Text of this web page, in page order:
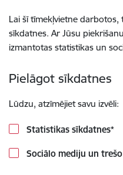
Lai šī tīmekļvietne
sīkdatnes. Ar Jūsu
izmantotas statistikas un
Pielāgot sīkdatnes
Lūdzu, atzīmējiet savu izvēli:
Statistikas sīkdatnes*
Sociālo mediju un